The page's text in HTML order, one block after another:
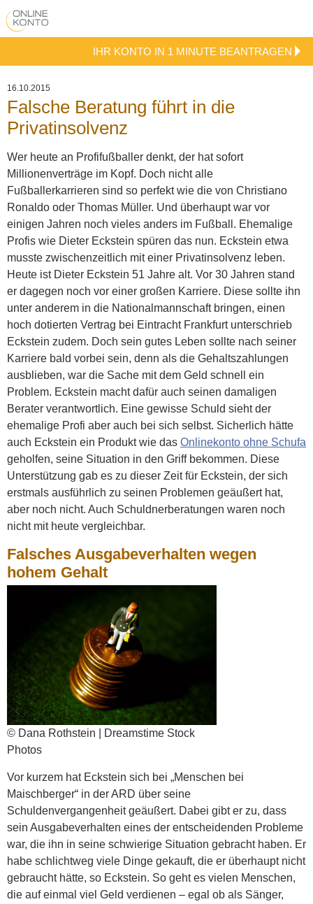
IHR KONTO IN 1 MINUTE BEANTRAGEN
16.10.2015
Falsche Beratung führt in die
Privatinsolvenz
Wer heute an Profifußballer denkt, der hat sofort
Millionenverträge im Kopf. Doch nicht alle
Fußballerkarrieren sind so perfekt wie die von Christiano
Ronaldo oder Thomas Müller. Und überhaupt war vor
einigen Jahren noch vieles anders im Fußball. Ehemalige
Profis wie Dieter Eckstein spüren das nun. Eckstein etwa
musste zwischenzeitlich mit einer Privatinsolvenz leben.
Heute ist Dieter Eckstein 51 Jahre alt. Vor 30 Jahren stand
er dagegen noch vor einer großen Karriere. Diese sollte ihn
unter anderem in die Nationalmannschaft bringen, einen
hoch dotierten Vertrag bei Eintracht Frankfurt unterschrieb
Eckstein zudem. Doch sein gutes Leben sollte nach seiner
Karriere bald vorbei sein, denn als die Gehaltszahlungen
ausblieben, war die Sache mit dem Geld schnell ein
Problem. Eckstein macht dafür auch seinen damaligen
Berater verantwortlich. Eine gewisse Schuld sieht der
ehemalige Profi aber auch bei sich selbst. Sicherlich hätte
auch Eckstein ein Produkt wie das Onlinekonto ohne Schufa
geholfen, seine Situation in den Griff bekommen. Diese
Unterstützung gab es zu dieser Zeit für Eckstein, der sich
erstmals ausführlich zu seinen Problemen geäußert hat,
aber noch nicht. Auch Schuldnerberatungen waren noch
nicht mit heute vergleichbar.
Falsches Ausgabeverhalten wegen
hohem Gehalt
© Dana Rothstein | Dreamstime Stock
Photos
Vor kurzem hat Eckstein sich bei „Menschen bei
Maischberger“ in der ARD über seine
Schuldenvergangenheit geäußert. Dabei gibt er zu, dass
sein Ausgabeverhalten eines der entscheidenden Probleme
war, die ihn in seine schwierige Situation gebracht haben. Er
habe schlichtweg viele Dinge gekauft, die er überhaupt nicht
gebraucht hätte, so Eckstein. So geht es vielen Menschen,
die auf einmal viel Geld verdienen – egal ob als Sänger,